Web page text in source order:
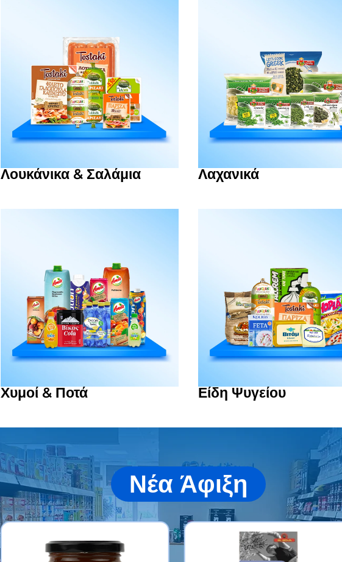
Λουκάνικα & Σαλάμια Λαχανικά
Χυμοί & Ποτά Είδη Ψυγείου
Νέα Άφιξη